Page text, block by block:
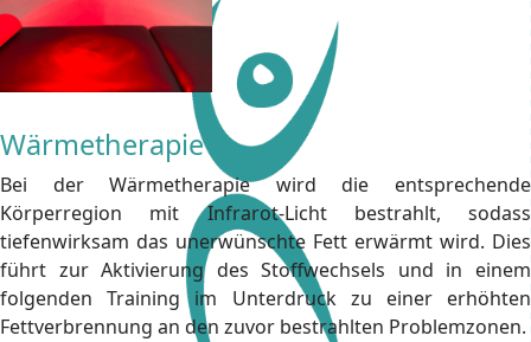
Wärmetherapie
Bei der Wärmetherapie wird die entsprechende
Körperregion mit Infrarot-Licht bestrahlt, sodass
tiefenwirksam das unerwünschte Fett erwärmt wird. Dies
führt zur Aktivierung des Stoffwechsels und in einem
folgenden Training im Unterdruck zu einer erhöhten
Fettverbrennung an den zuvor bestrahlten Problemzonen.